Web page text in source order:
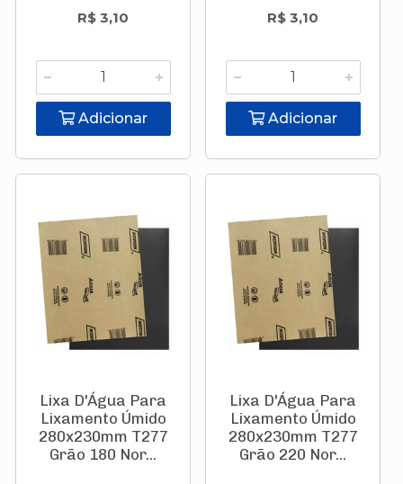
R$ 3,10
Adicionar
R$ 3,10
Adicionar
Lixa D'Água Para
Lixamento Úmido
280x230mm T277
Grão 180 Nor...
Lixa D'Água Para
Lixamento Úmido
280x230mm T277
Grão 220 Nor...